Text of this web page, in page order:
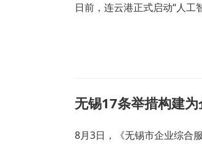
日前，连云港正式启动“人工
无锡17条举措构建
8月3日，《无锡市企业综合